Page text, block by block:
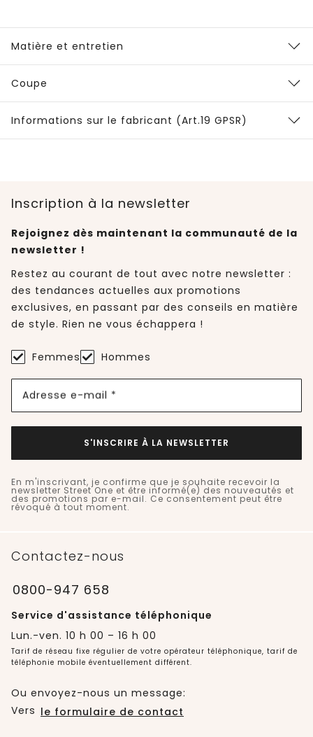
Matière et entretien
Coupe
Informations sur le fabricant (Art.19 GPSR)
Inscription à la newsletter
Rejoignez dès maintenant la communauté de la
newsletter !
Restez au courant de tout avec notre newsletter :
des tendances actuelles aux promotions
exclusives, en passant par des conseils en matière
de style. Rien ne vous échappera !
Femmes Hommes
Adresse e-mail *
S'INSCRIRE À LA NEWSLETTER
En m'inscrivant, je confirme que je souhaite recevoir la
newsletter Street One et être informé(e) des nouveautés et
des promotions par e-mail. Ce consentement peut être
révoqué à tout moment.
Contactez-nous
0800-947 658
Service d'assistance téléphonique
Lun.-ven. 10 h 00 – 16 h 00
Tarif de réseau fixe régulier de votre opérateur téléphonique, tarif de
téléphonie mobile éventuellement différent.
Ou envoyez-nous un message:
Vers le formulaire de contact